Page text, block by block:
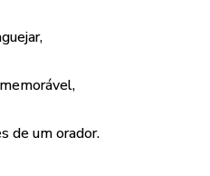
de um orador.